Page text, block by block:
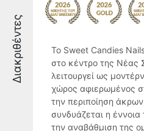
Διακριθέντες
Το Sweet Candies
στο κέντρο της Νέας
λειτουργεί ως
χώρος αφιερωμένος
την περιποίηση
συνδυάζεται η
την αναβάθμιση της